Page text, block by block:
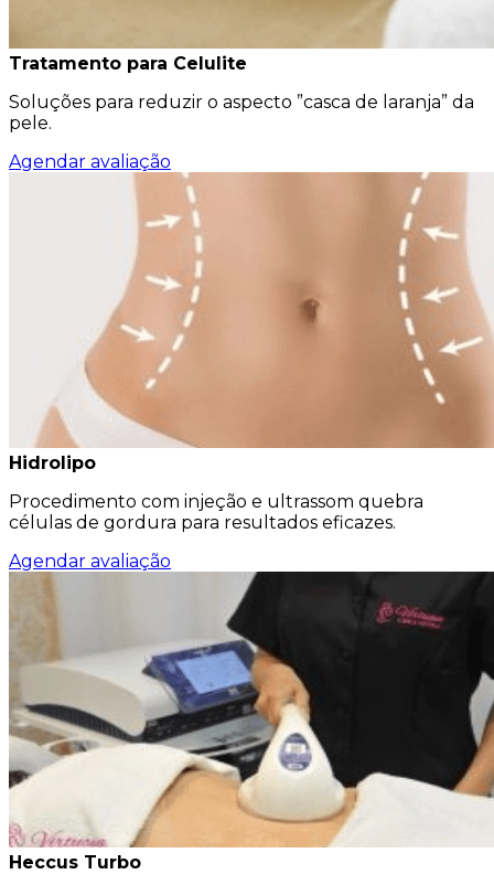
Tratamento para Celulite
Soluções para reduzir o aspecto ”casca de laranja” da
pele.
Agendar avaliação
Hidrolipo
Procedimento com injeção e ultrassom quebra
células de gordura para resultados eficazes.
Agendar avaliação
Heccus Turbo